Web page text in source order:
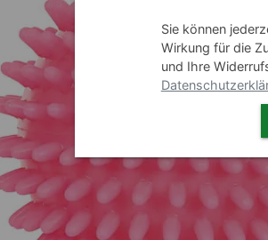
Sie können
Wirkung für die
und Ihre